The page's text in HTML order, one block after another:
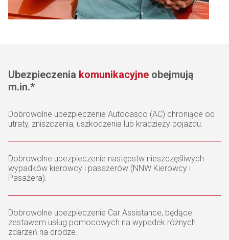
Ubezpieczenia komunikacyjne obejmują
m.in.*
Dobrowolne ubezpieczenie Autocasco (AC) chroniące od
utraty, zniszczenia, uszkodzenia lub kradzieży pojazdu.
Dobrowolne ubezpieczenie następstw nieszczęśliwych
wypadków kierowcy i pasażerów (NNW Kierowcy i
Pasażera).
Dobrowolne ubezpieczenie Car Assistance, będące
zestawem usług pomocowych na wypadek różnych
zdarzeń na drodze.